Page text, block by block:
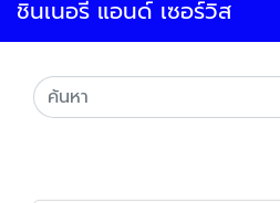
ชินเนอรี่ แอนด์ เซอร์วิส